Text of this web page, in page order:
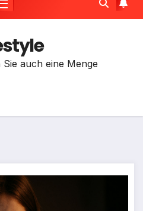
auch eine Menge